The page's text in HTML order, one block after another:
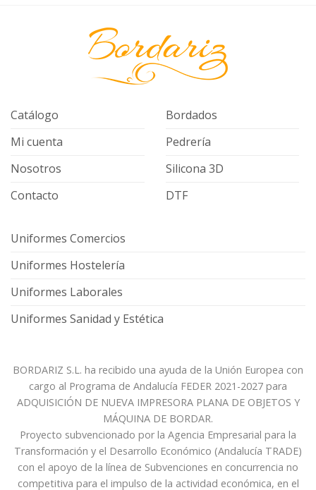
Catálogo
Mi cuenta
Nosotros
Contacto
Bordados
Pedrería
Silicona 3D
DTF
Uniformes Comercios
Uniformes Hostelería
Uniformes Laborales
Uniformes Sanidad y Estética
BORDARIZ S.L. ha recibido una ayuda de la Unión Europea con
cargo al Programa de Andalucía FEDER 2021-2027 para
ADQUISICIÓN DE NUEVA IMPRESORA PLANA DE OBJETOS Y
MÁQUINA DE BORDAR.
Proyecto subvencionado por la Agencia Empresarial para la
Transformación y el Desarrollo Económico (Andalucía TRADE)
con el apoyo de la línea de Subvenciones en concurrencia no
competitiva para el impulso de la actividad económica, en el